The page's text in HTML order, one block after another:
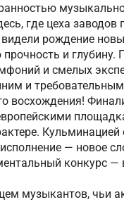
где цеха
видели рождение
и глубину.
и смелых
и
восхождения!
Кульминацией
— новое
конкурс
музыкантов, чьи